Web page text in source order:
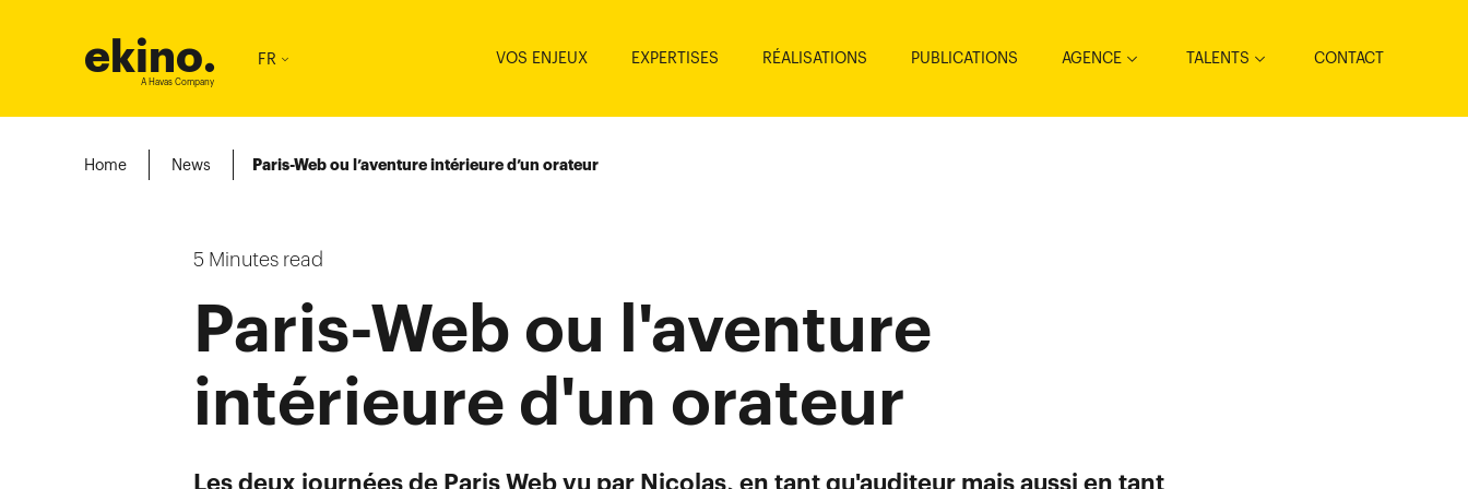
ekino.
A Havas Company
FR VOS ENJEUX EXPERTISES RÉALISATIONS PUBLICATIONS AGENCE TALENTS CONTACT
Home News Paris-Web ou l’aventure intérieure d’un orateur
5 Minutes read
Paris-Web ou l'aventure
intérieure d'un orateur